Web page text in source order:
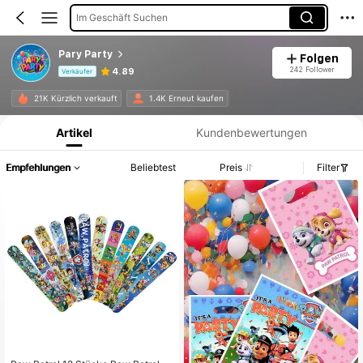
Im Geschäft Suchen
Pary Party
Verkäufer 4.89
Folgen
242 Follower
21K Kürzlich verkauft 1.4K Erneut kaufen
Produktinformation: Preisangabe, Verkaufs- und Lagerbestandsdetails.
Artikel Kundenbewertungen
Empfehlungen Beliebtest Preis Filter